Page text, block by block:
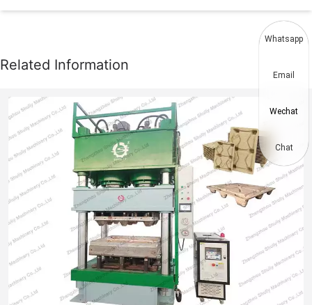
Whatsapp
Email
Wechat
Chat